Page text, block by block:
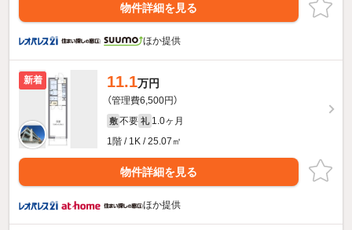
物件詳細を見る
ほか提供
新着 11.1万円
（管理費6,500円）
敷 不要 礼 1.0ヶ月
1階 / 1K / 25.07㎡
物件詳細を見る
ほか提供